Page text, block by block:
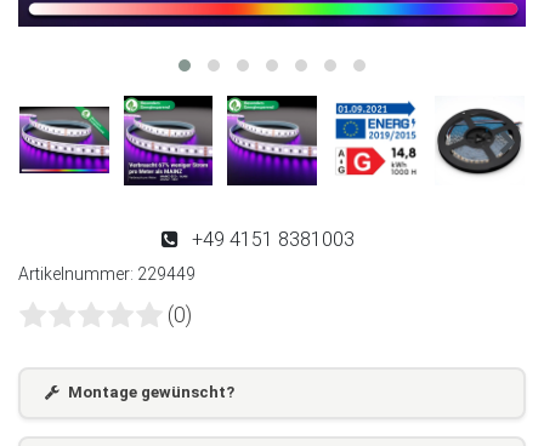
+49 4151 8381003
Artikelnummer: 229449
(0)
Montage gewünscht?